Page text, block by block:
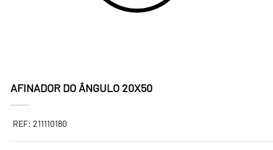
AFINADOR DO ÂNGULO 20X50
REF: 211110180